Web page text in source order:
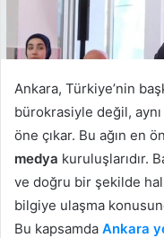
Ankara, Türkiye’nin
bürokrasiyle değil,
öne çıkar. Bu ağın en
medya kuruluşlarıdır.
ve doğru bir şekilde
bilgiye ulaşma
Bu kapsamda Ankara